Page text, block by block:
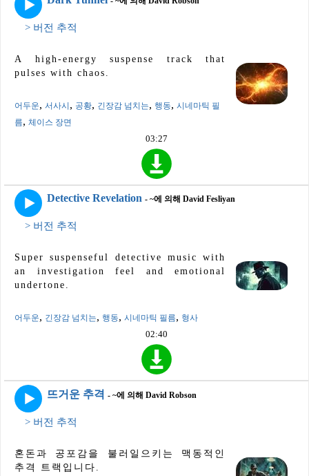
> 버전 추적
A high-energy suspense track that
pulses with chaos.
어두운, 서사시 , 공황, 긴장감 넘치는, 행동, 시네마틱 필
름, 체이스 장면
03:27
Detective Revelation - ~에 의해 David Fesliyan
> 버전 추적
Super suspenseful detective music with
an investigation feel and emotional
undertone.
어두운, 긴장감 넘치는, 행동, 시네마틱 필름, 형사
02:40
뜨거운 추격 - ~에 의해 David Robson
> 버전 추적
혼돈과 공포감을 불러일으키는 맥동적인
추격 트랙입니다.